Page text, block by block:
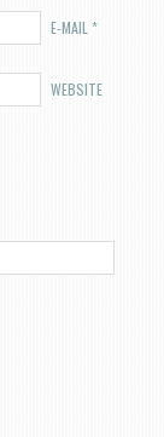
E-MAIL *
WEBSITE